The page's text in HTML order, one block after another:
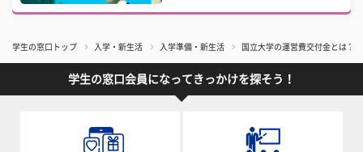
学生の窓口トップ 入学・新生活 入学準備・新生活 国立大学の運営費交付金とは？
学生の窓口会員になってきっかけを探そう！